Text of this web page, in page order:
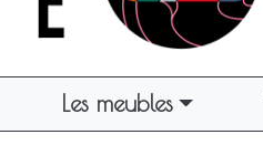
Les meubles